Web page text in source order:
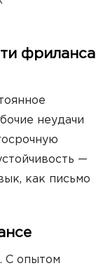
фриланса
неудачи
—
как письмо
С опытом